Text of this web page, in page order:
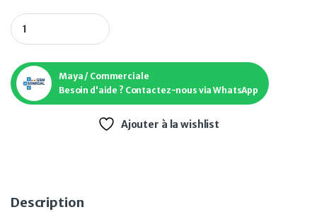
Téléphone SAMSUNG Galaxy A06 RAM 4 Go Rom 64 Go
Maya / Commerciale
Besoin d'aide ? Contactez-nous via WhatsApp
Ajouter à la wishlist
Description